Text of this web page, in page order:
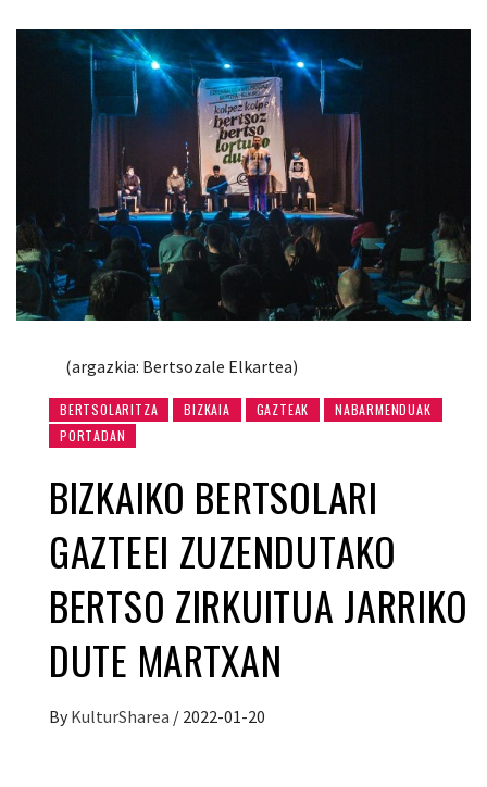
(argazkia: Bertsozale Elkartea)
BERTSOLARITZA BIZKAIA GAZTEAK
NABARMENDUAK
PORTADAN
BIZKAIKO BERTSOLARI
GAZTEEI ZUZENDUTAKO
BERTSO ZIRKUITUA JARRIKO
DUTE MARTXAN
By KulturSharea / 2022-01-20